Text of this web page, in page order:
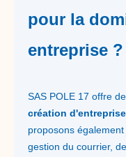
pour la
entreprise ?
SAS POLE 17 offre
création d'entreprise
proposons
gestion du courrier,